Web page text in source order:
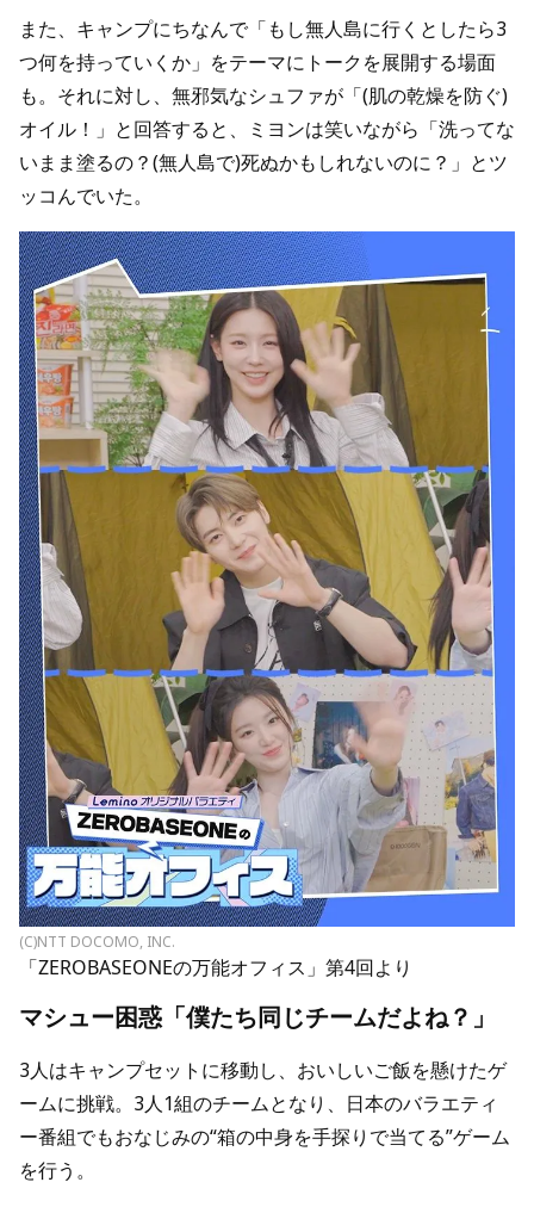
また、キャンプにちなんで「もし無人島に行くとしたら3
つ何を持っていくか」をテーマにトークを展開する場面
も。それに対し、無邪気なシュファが「(肌の乾燥を防ぐ)
オイル！」と回答すると、ミヨンは笑いながら「洗ってな
いまま塗るの？(無人島で)死ぬかもしれないのに？」とツ
ッコんでいた。
(C)NTT DOCOMO, INC.
「ZEROBASEONEの万能オフィス」第4回より
マシュー困惑「僕たち同じチームだよね？」
3人はキャンプセットに移動し、おいしいご飯を懸けたゲ
ームに挑戦。3人1組のチームとなり、日本のバラエティ
ー番組でもおなじみの“箱の中身を手探りで当てる”ゲーム
を行う。